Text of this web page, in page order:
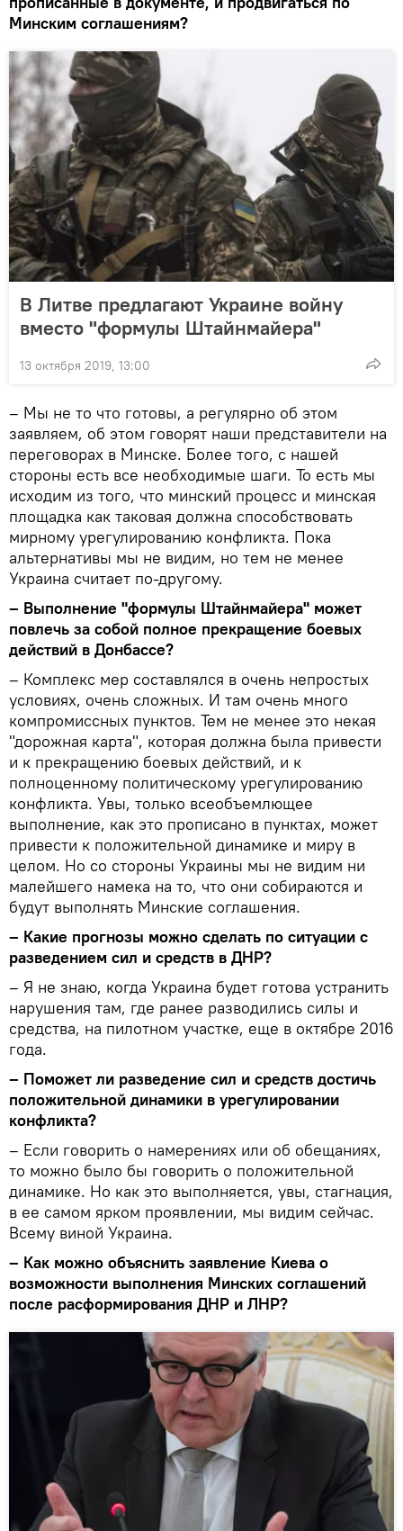
Минским соглашениям?
В Литве предлагают Украине войну
вместо "формулы Штайнмайера"
13 октября 2019, 13:00
– Мы не то что готовы, а регулярно об этом
заявляем, об этом говорят наши представители на
переговорах в Минске. Более того, с нашей
стороны есть все необходимые шаги. То есть мы
исходим из того, что минский процесс и минская
площадка как таковая должна способствовать
мирному урегулированию конфликта. Пока
альтернативы мы не видим, но тем не менее
Украина считает по-другому.
– Выполнение "формулы Штайнмайера" может
повлечь за собой полное прекращение боевых
действий в Донбассе?
– Комплекс мер составлялся в очень непростых
условиях, очень сложных. И там очень много
компромиссных пунктов. Тем не менее это некая
"дорожная карта", которая должна была привести
и к прекращению боевых действий, и к
полноценному политическому урегулированию
конфликта. Увы, только всеобъемлющее
выполнение, как это прописано в пунктах, может
привести к положительной динамике и миру в
целом. Но со стороны Украины мы не видим ни
малейшего намека на то, что они собираются и
будут выполнять Минские соглашения.
– Какие прогнозы можно сделать по ситуации с
разведением сил и средств в ДНР?
– Я не знаю, когда Украина будет готова устранить
нарушения там, где ранее разводились силы и
средства, на пилотном участке, еще в октябре 2016
года.
– Поможет ли разведение сил и средств достичь
положительной динамики в урегулировании
конфликта?
– Если говорить о намерениях или об обещаниях,
то можно было бы говорить о положительной
динамике. Но как это выполняется, увы, стагнация,
в ее самом ярком проявлении, мы видим сейчас.
Всему виной Украина.
– Как можно объяснить заявление Киева о
возможности выполнения Минских соглашений
после расформирования ДНР и ЛНР?